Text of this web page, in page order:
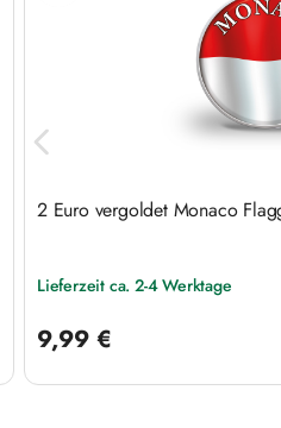
2 Euro vergoldet Monaco
Lieferzeit ca. 2-4 Werktage
9,99 €